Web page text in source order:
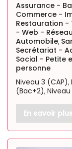
Assurance -
Commerce -
Restauration -
- Web -
Automobile,
Secrétariat -
Social - Petite
personne
Niveau 3 (CAP),
(Bac+2),
En savoir plus